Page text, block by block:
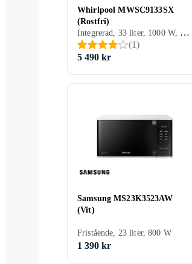
Whirlpool MWSC9133SX
(Rostfri)
Integrerad, 33 liter, 1000 W, Grillfunktion
(1)
5 490 kr
Samsung MS23K3523AW
(Vit)
Fristående, 23 liter, 800 W
1 390 kr